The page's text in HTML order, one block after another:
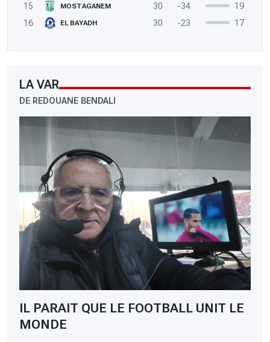
15
MOSTAGANEM 30 -34
19
16
EL BAYADH 30 -23 17
LA VAR
DE REDOUANE BENDALI
IL PARAIT QUE LE FOOTBALL UNIT LE
MONDE